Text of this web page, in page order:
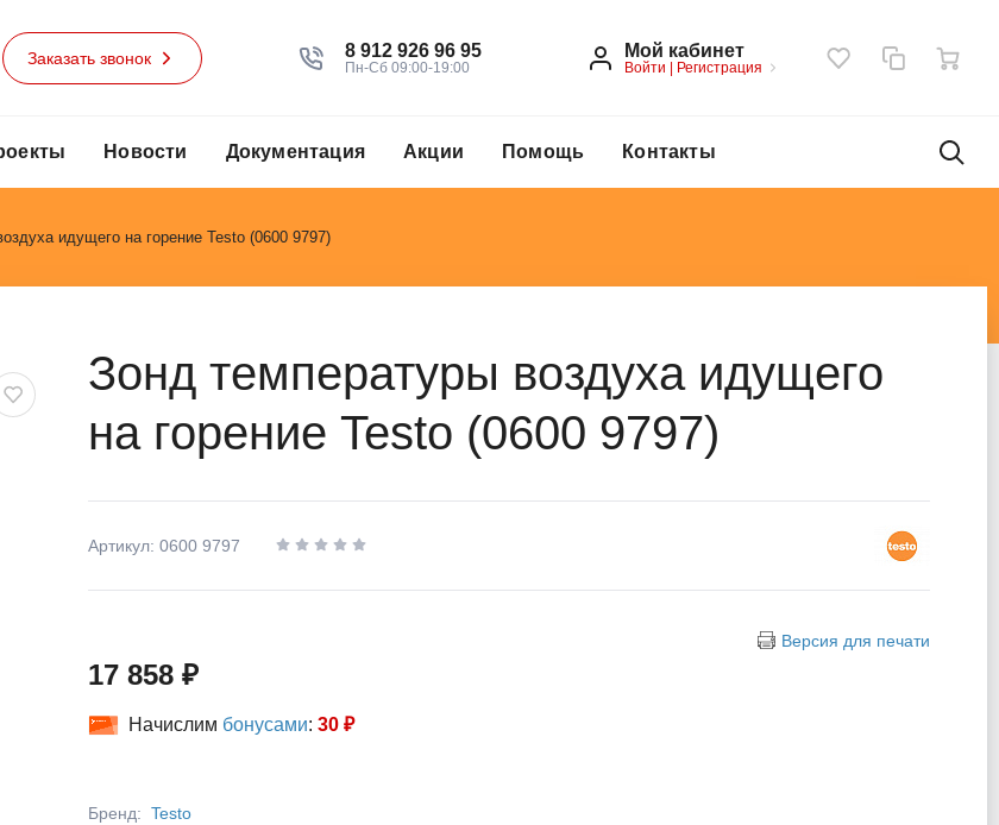
Заказать звонок 8 912 926 96 95
Пн-Сб 09:00-19:00
Мой кабинет
Войти | Регистрация
Новости Документация Акции Помощь Контакты
идущего на горение Testo (0600 9797)
Зонд температуры воздуха идущего
на горение Testo (0600 9797)
Артикул: 0600 9797
Версия для печати
17 858 ₽
Начислим бонусами: 30 ₽
Бренд: Testo